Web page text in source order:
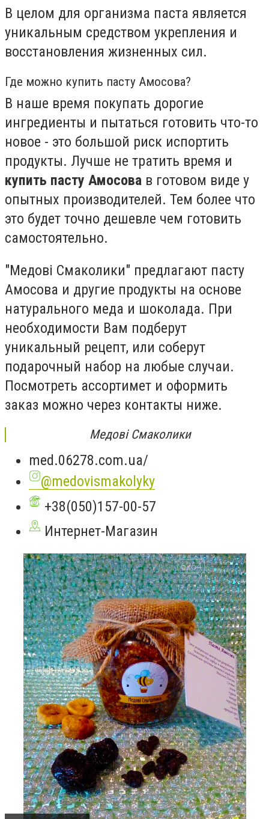
В целом для организма паста является
уникальным средством укрепления и
восстановления жизненных сил.
Где можно купить пасту Амосова?
В наше время покупать дорогие
ингредиенты и пытаться готовить что-то
новое - это большой риск испортить
продукты. Лучше не тратить время и
купить пасту Амосова в готовом виде у
опытных производителей. Тем более что
это будет точно дешевле чем готовить
самостоятельно.
"Медові Смаколики" предлагают пасту
Амосова и другие продукты на основе
натурального меда и шоколада. При
необходимости Вам подберут
уникальный рецепт, или соберут
подарочный набор на любые случаи.
Посмотреть ассортимет и оформить
заказ можно через контакты ниже.
Медові Смаколики
med.06278.com.ua/
@medovismakolyky
+38(050)157-00-57
Интернет-Магазин